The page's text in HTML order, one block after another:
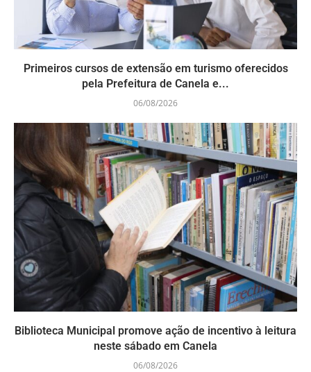
Primeiros cursos de extensão em turismo oferecidos
pela Prefeitura de Canela e...
06/08/2026
Biblioteca Municipal promove ação de incentivo à leitura
neste sábado em Canela
06/08/2026